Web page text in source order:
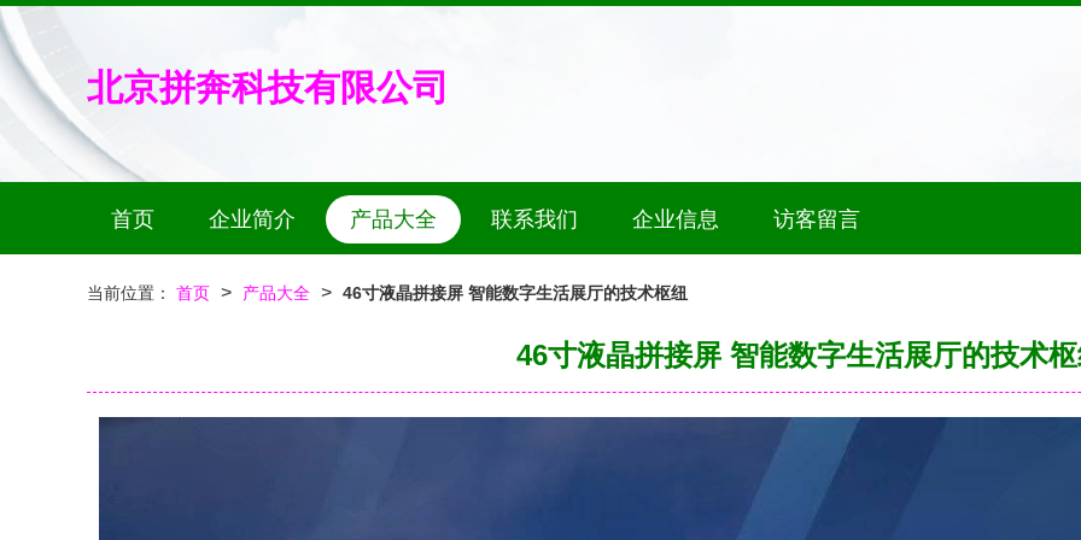
北京拼奔科技有限公司
首页 企业简介 产品大全 联系我们 企业信息 访客留言
当前位置： 首页 > 产品大全 > 46寸液晶拼接屏 智能数字生活展厅的技术枢纽
46寸液晶拼接屏 智能数字生活展厅的技术